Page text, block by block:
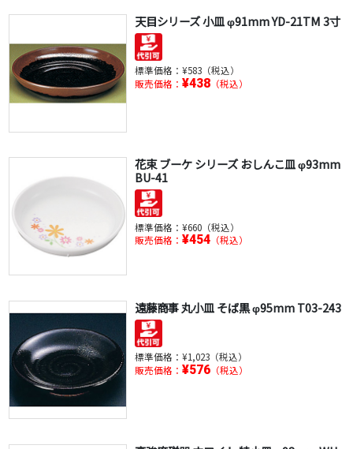
天目シリーズ 小皿 φ91mm YD-21TM 3寸
標準価格： ¥583（税込）
販売価格： ¥438（税込）
花束 ブーケ シリーズ おしんこ皿 φ93mm
BU-41
標準価格： ¥660（税込）
販売価格： ¥454（税込）
遠藤商事 丸小皿 そば黒 φ95mm T03-243
標準価格： ¥1,023（税込）
販売価格： ¥576（税込）